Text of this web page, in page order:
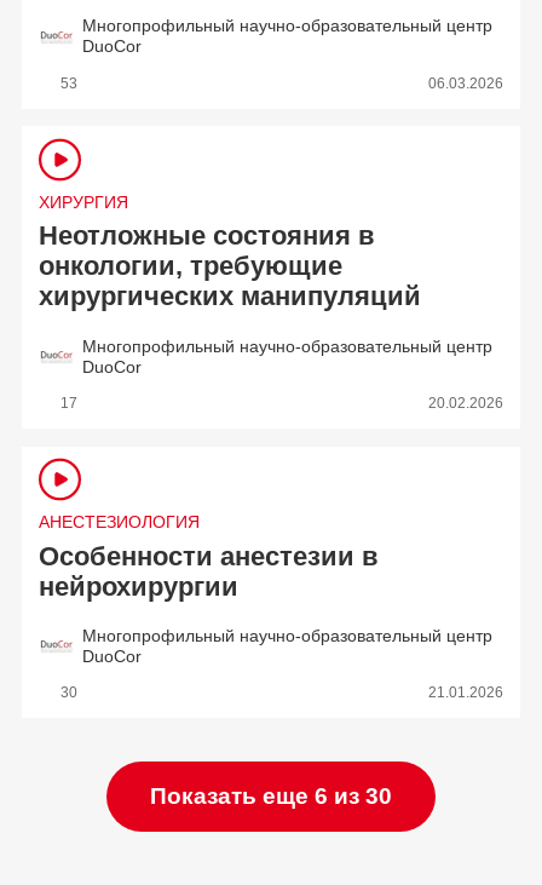
Многопрофильный научно-образовательный центр
DuoCor
53 06.03.2026
ХИРУРГИЯ
Неотложные состояния в
онкологии, требующие
хирургических манипуляций
Многопрофильный научно-образовательный центр
DuoCor
17 20.02.2026
АНЕСТЕЗИОЛОГИЯ
Особенности анестезии в
нейрохирургии
Многопрофильный научно-образовательный центр
DuoCor
30 21.01.2026
Показать еще 6 из 30